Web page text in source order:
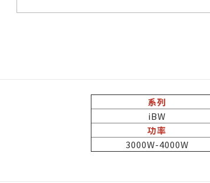
系列
iBW
功率
3000W-4000W